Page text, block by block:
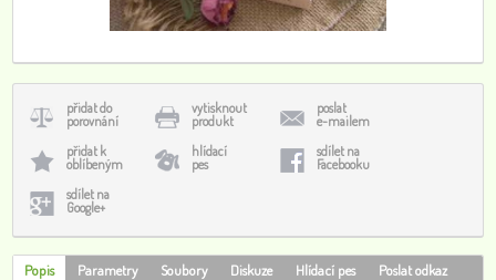
přidat do
porovnání
vytisknout
produkt
poslat
e-mailem
přidat k
oblíbeným
hlídací
pes
sdílet na
Facebooku
sdílet na
Google+
Popis Parametry Soubory Diskuze Hlídací pes
Poslat odkaz